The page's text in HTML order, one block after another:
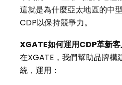
這就是為什麼亞太地區的中
CDP以保持競爭力。
XGATE如何運用CDP革新
在XGATE，我們幫助品牌構
統，運用：